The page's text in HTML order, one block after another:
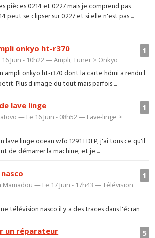
pièces 0214 et 0227 mais je comprend pas
peut se clipser sur 0227 et si elle n'est pas ...
1
onkyo ht-r370
Juin - 10h22 —Ampli, Tuner > Onkyo
ampli onkyo ht-r370 dont la carte hdmi a rendu l
Plus d image du tout mais parfois ...
1
lave linge
— Le 16 Juin - 08h52 — Lave-linge >
lave linge ocean wfo 1291 LDFP, j'ai tous ce qu'il
de démarrer la machine, et je ...
1
Mamadou — Le 17 Juin - 17h43 —Télévision
télévision nasco il y a des traces dans l'écran
5
un réparateur